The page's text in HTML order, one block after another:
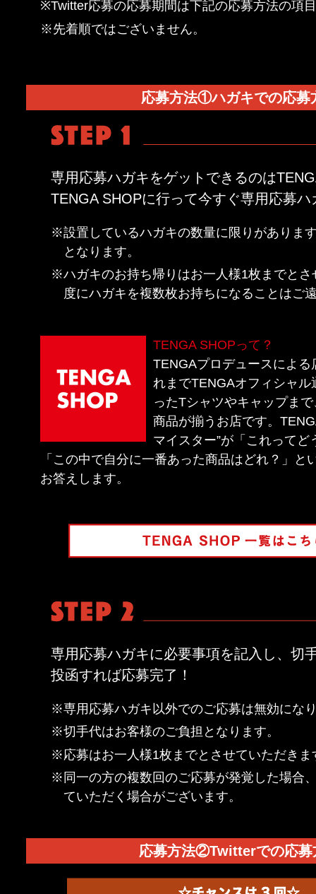
※Twitter応募の応募期間は下記の応募方法の項
※先着順ではございません。
応募方法①ハガキでの応募
専用応募ハガキをゲットできるのは
TENGA SHOPに行って今すぐ専用応募
※設置しているハガキの数量に限りがありま
となります。
※ハガキのお持ち帰りはお一人様1枚までとさ
度にハガキを複数枚お持ちになることはご
TENGA SHOPって？
TENGAプロデュースによ
れまでTENGAオフィシャ
ったTシャツやキャップま
商品が揃うお店です。
マイスター”が「これって
「この中で自分に一番あった商品はどれ？」と
お答えします。
専用応募ハガキに必要事項を記入し、切
投函すれば応募完了！
※専用応募ハガキ以外でのご応募は無効にな
※切手代はお客様のご負担となります。
※応募はお一人様1枚までとさせていただきま
※同一の方の複数回のご応募が発覚した場合
ていただく場合がございます。
応募方法②Twitterでの応募